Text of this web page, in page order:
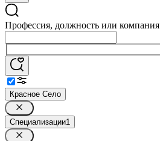
Профессия, должность или компания
Красное Село
Специализации1